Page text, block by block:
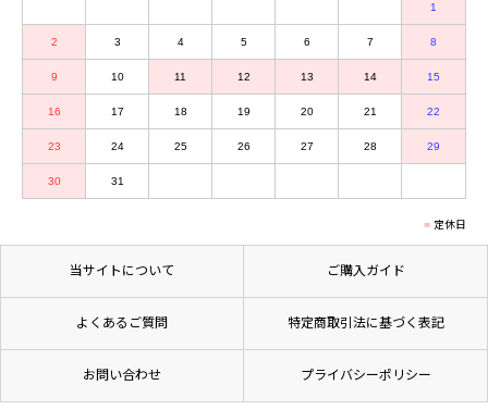
1
2 3 4 5 6 7 8
9 10 11 12 13 14 15
16 17 18 19 20 21 22
23 24 25 26 27 28 29
30 31
定休日
当サイトについて ご購入ガイド
よくあるご質問 特定商取引法に基づく表記
お問い合わせ プライバシーポリシー